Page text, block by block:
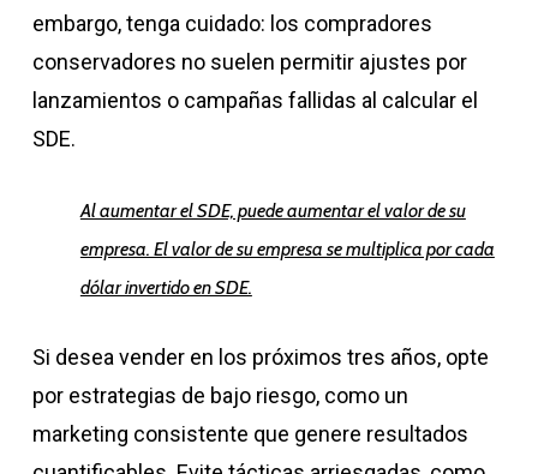
embargo, tenga cuidado: los compradores
conservadores no suelen permitir ajustes por
lanzamientos o campañas fallidas al calcular el
SDE.
Al aumentar el SDE, puede aumentar el valor de su
empresa. El valor de su empresa se multiplica por cada
dólar invertido en SDE.
Si desea vender en los próximos tres años, opte
por estrategias de bajo riesgo, como un
marketing consistente que genere resultados